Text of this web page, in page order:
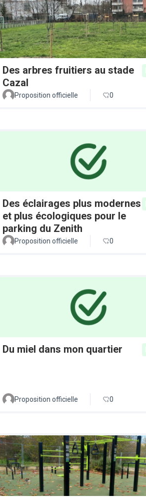
Des arbres fruitiers au stade
Cazal
Proposition officielle 0
Des éclairages plus modernes
et plus écologiques pour le
parking du Zenith
Proposition officielle 0
Du miel dans mon quartier
Proposition officielle 0